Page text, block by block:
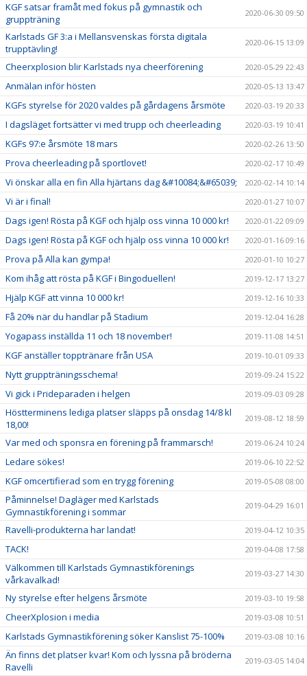
KGF satsar framåt med fokus på gymnastik och
gruppträning
2020-06-30 09:50
Karlstads GF 3:a i Mellansvenskas första digitala
trupptävling!
2020-06-15 13:09
Cheerxplosion blir Karlstads nya cheerförening 2020-05-29 22:43
Anmälan inför hösten 2020-05-13 13:47
KGFs styrelse för 2020 valdes på gårdagens årsmöte 2020-03-19 20:33
I dagsläget fortsätter vi med trupp och cheerleading 2020-03-19 10:41
KGFs 97:e årsmöte 18 mars 2020-02-26 13:50
Prova cheerleading på sportlovet! 2020-02-17 10:49
Vi önskar alla en fin Alla hjärtans dag &#10084;&#65039; 2020-02-14 10:14
Vi är i final! 2020-01-27 10:07
Dags igen! Rösta på KGF och hjälp oss vinna 10 000 kr! 2020-01-22 09:09
Dags igen! Rösta på KGF och hjälp oss vinna 10 000 kr! 2020-01-16 09:16
Prova på Alla kan gympa! 2020-01-10 10:27
Kom ihåg att rösta på KGF i Bingoduellen! 2019-12-17 13:27
Hjälp KGF att vinna 10 000 kr! 2019-12-16 10:33
Få 20% när du handlar på Stadium 2019-12-04 16:28
Yogapass inställda 11 och 18 november! 2019-11-08 14:51
KGF anställer topptränare från USA 2019-10-01 09:33
Nytt gruppträningsschema! 2019-09-24 15:22
Vi gick i Prideparaden i helgen 2019-09-03 09:28
Höstterminens lediga platser släpps på onsdag 14/8 kl
18,00!
2019-08-12 18:59
Var med och sponsra en förening på frammarsch! 2019-06-24 10:24
Ledare sökes! 2019-06-10 22:52
KGF omcertifierad som en trygg förening 2019-05-08 08:00
Påminnelse! Dagläger med Karlstads
Gymnastikförening i sommar
2019-04-29 16:01
Ravelli-produkterna har landat! 2019-04-12 10:35
TACK! 2019-04-08 17:58
Välkommen till Karlstads Gymnastikförenings
vårkavalkad!
2019-03-27 14:30
Ny styrelse efter helgens årsmöte 2019-03-10 19:58
CheerXplosion i media 2019-03-08 10:51
Karlstads Gymnastikförening söker Kanslist 75-100% 2019-03-08 10:16
Än finns det platser kvar! Kom och lyssna på bröderna
Ravelli
2019-03-05 14:04